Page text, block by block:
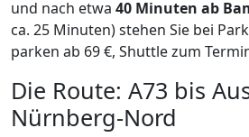
und nach etwa 40 Minuten ab
ca. 25 Minuten) stehen Sie bei
parken ab 69 €, Shuttle zum
Die Route: A73 bis
Nürnberg-Nord